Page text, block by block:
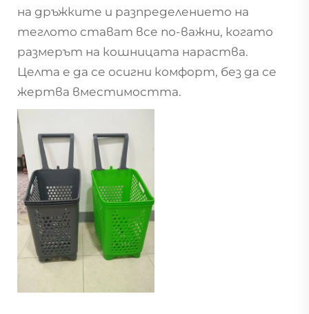
на дръжките и разпределението на
теглото стават все по-важни, когато
размерът на кошницата нараства.
Целта е да се осигни комфорт, без да се
жертва вместимостта.